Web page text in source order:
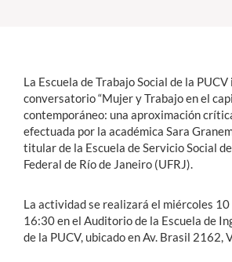
English
La Escuela de Trabajo Social de la
conversatorio “Mujer y Trabajo en el
contemporáneo: una aproximación
efectuada por la académica Sara
titular de la Escuela de Servicio Social
Federal de Río de Janeiro (UFRJ).
La actividad se realizará el miércoles 10
16:30 en el Auditorio de la Escuela de
de la PUCV, ubicado en Av. Brasil 2162,